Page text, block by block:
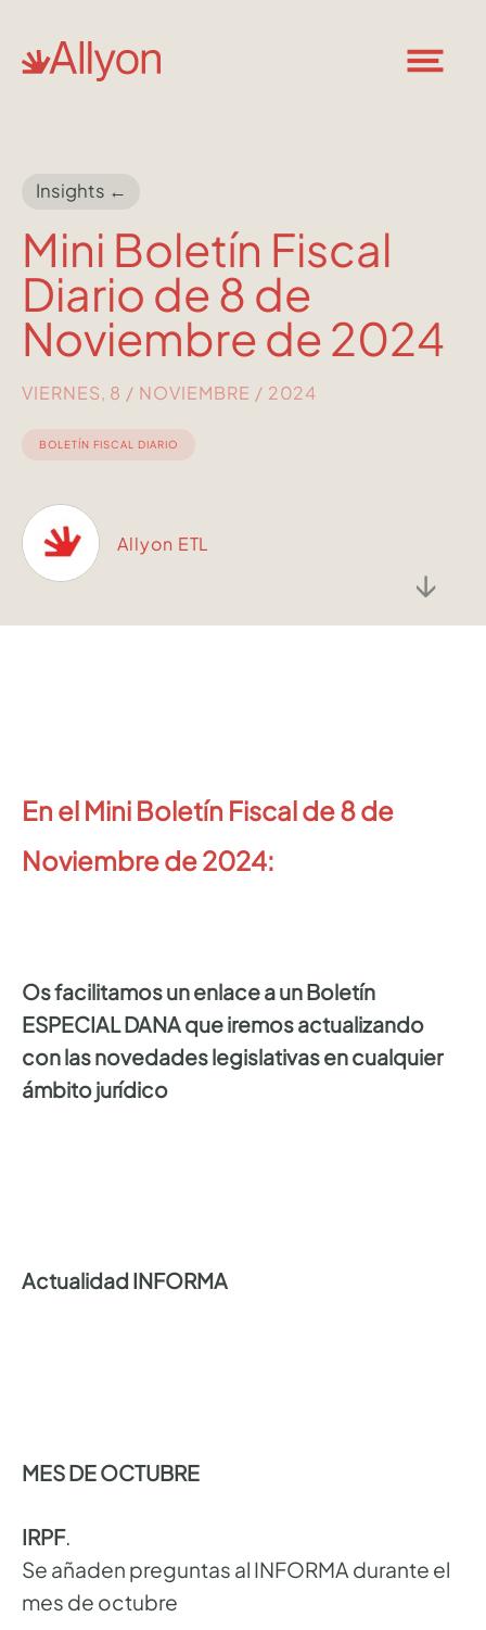
↓
Insights ←
Mini Boletín Fiscal
Diario de 8 de
Noviembre de 2024
VIERNES, 8 / NOVIEMBRE / 2024
BOLETÍN FISCAL DIARIO
Allyon ETL
En el Mini Boletín Fiscal de 8 de
Noviembre de 2024:
Os facilitamos un enlace a un Boletín
ESPECIAL DANA que iremos actualizando
con las novedades legislativas en cualquier
ámbito jurídico
Actualidad INFORMA
MES DE OCTUBRE
IRPF.
Se añaden preguntas al INFORMA durante el
mes de octubre